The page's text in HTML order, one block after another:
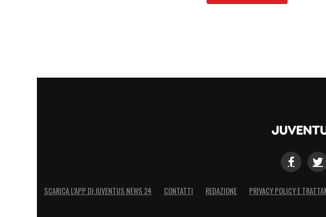
SCARICA L’APP DI JUVENTUS NEWS 24 CONTATTI REDAZIONE PRIVACY POLICY E